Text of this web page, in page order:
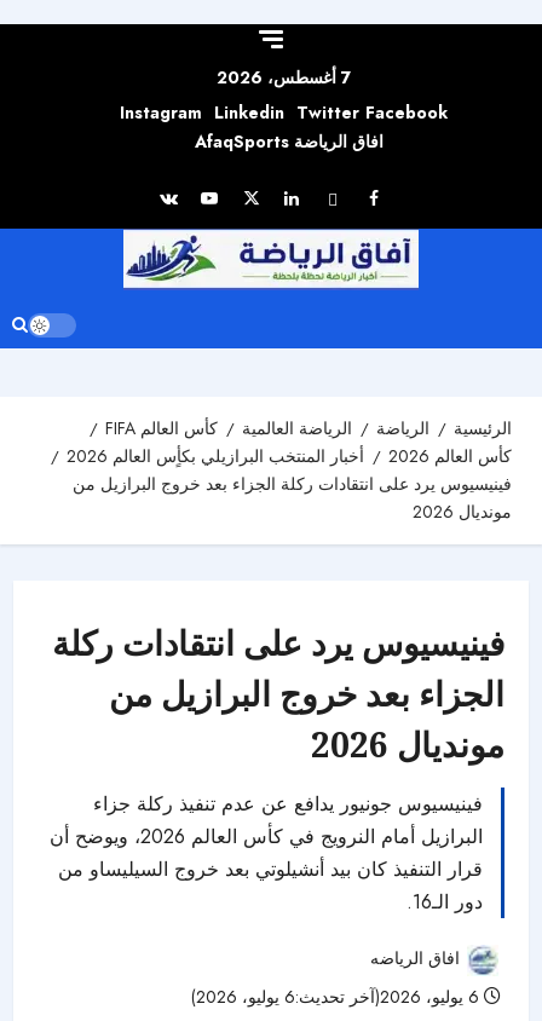
7 أغسطس، 2026
Facebook
Twitter
Linkedin
Instagram
افاق الرياضة AfaqSports
الرئيسية الرياضة الرياضة العالمية
كأس العالم FIFA
كأس العالم 2026
أخبار المنتخب البرازيلي بكأٍس العالم 2026
فينيسيوس يرد على انتقادات ركلة الجزاء بعد خروج البرازيل من
مونديال 2026
فينيسيوس يرد على انتقادات ركلة
الجزاء بعد خروج البرازيل من
مونديال 2026
فينيسيوس جونيور يدافع عن عدم تنفيذ ركلة جزاء
البرازيل أمام النرويج في كأس العالم 2026، ويوضح أن
قرار التنفيذ كان بيد أنشيلوتي بعد خروج السيليساو من
دور الـ16.
افاق الرياضه